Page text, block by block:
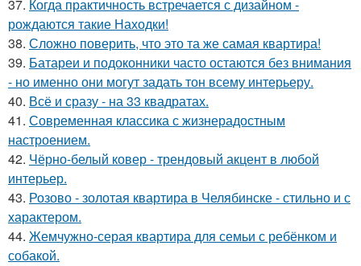
37. Когда практичность встречается с дизайном -
рождаются такие Находки!
38. Сложно поверить, что это та же самая квартира!
39. Батареи и подоконники часто остаются без внимания
- но именно они могут задать тон всему интерьеру.
40. Всё и сразу - на 33 квадратах.
41. Современная классика с жизнерадостным
настроением.
42. Чёрно-белый ковер - трендовый акцент в любой
интерьер.
43. Розово - золотая квартира в Челябинске - стильно и с
характером.
44. Жемчужно-серая квартира для семьи с ребёнком и
собакой.